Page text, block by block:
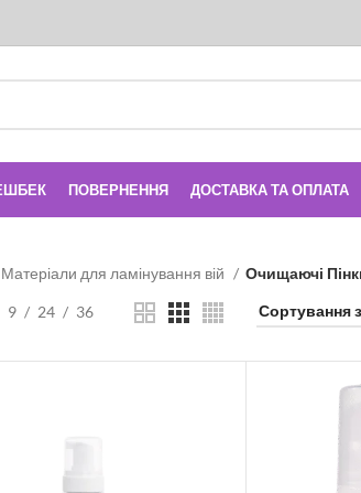
ПОВЕРНЕННЯ ДОСТАВКА ТА ОПЛАТА
Матеріали для ламінування вій Очищаючі
9 24 36